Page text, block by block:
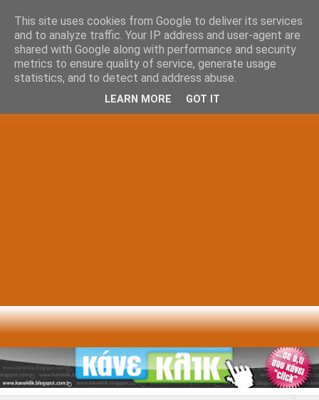
This site uses cookies from Google to deliver its services
and to analyze traffic. Your IP address and user-agent are
shared with Google along with performance and security
metrics to ensure quality of service, generate usage
statistics, and to detect and address abuse.
LEARN MORE GOT IT